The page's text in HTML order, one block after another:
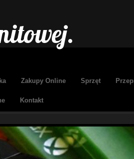
Zakupy Online Sprzęt
Kontakt